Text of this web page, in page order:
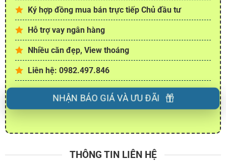
Ký hợp đồng mua bán trực tiếp Chủ đầu tư
Hỗ trợ vay ngân hàng
Nhiều căn đẹp, View thoáng
Liên hệ: 0982.497.846
NHẬN BÁO GIÁ VÀ ƯU ĐÃI
THÔNG TIN LIÊN HỆ